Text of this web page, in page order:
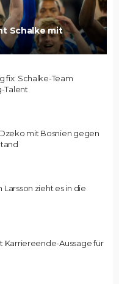
Schalke mit
fix: Schalke-Team
Talent
mit Bosnien gegen
zieht es in die
Karriereende-Aussage für